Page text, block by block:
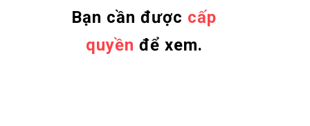
Bạn cần được cấp
quyền để xem.